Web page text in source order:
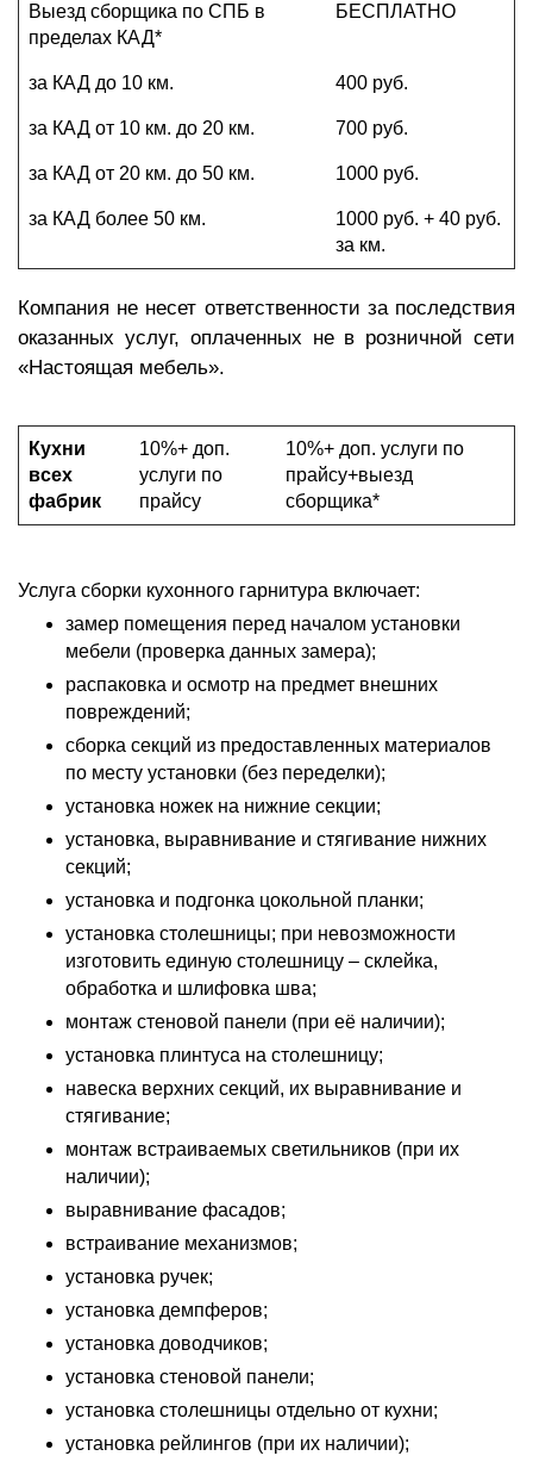
Выезд сборщика по СПБ в
пределах КАД*
БЕСПЛАТНО
за КАД до 10 км. 400 руб.
за КАД от 10 км. до 20 км. 700 руб.
за КАД от 20 км. до 50 км. 1000 руб.
за КАД более 50 км.
1000 руб. + 40 руб.
за км.
Компания не несет ответственности за последствия
оказанных услуг, оплаченных не в розничной сети
«Настоящая мебель».
Кухни
всех
фабрик
10%+ доп.
услуги по
прайсу
10%+ доп. услуги по
прайсу+выезд
сборщика*
Услуга сборки кухонного гарнитура включает:
замер помещения перед началом установки
мебели (проверка данных замера);
распаковка и осмотр на предмет внешних
повреждений;
сборка секций из предоставленных материалов
по месту установки (без переделки);
установка ножек на нижние секции;
установка, выравнивание и стягивание нижних
секций;
установка и подгонка цокольной планки;
установка столешницы; при невозможности
изготовить единую столешницу – склейка,
обработка и шлифовка шва;
монтаж стеновой панели (при её наличии);
установка плинтуса на столешницу;
навеска верхних секций, их выравнивание и
стягивание;
монтаж встраиваемых светильников (при их
наличии);
выравнивание фасадов;
встраивание механизмов;
установка ручек;
установка демпферов;
установка доводчиков;
установка стеновой панели;
установка столешницы отдельно от кухни;
установка рейлингов (при их наличии);